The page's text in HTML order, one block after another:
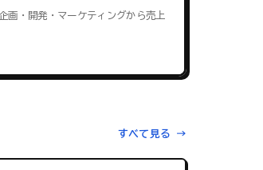
画・開発・マーケティングから売上
すべて見る →